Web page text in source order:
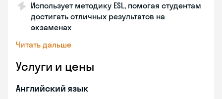
Использует методику ESL, помогая студентам
достигать отличных результатов на
экзаменах
Читать дальше
Услуги и цены
Английский язык